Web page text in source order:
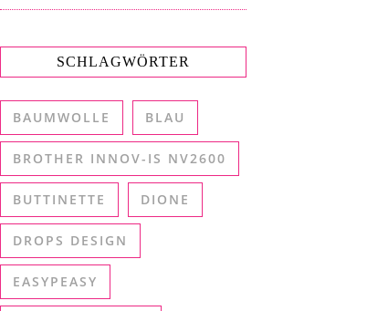
SCHLAGWÖRTER
BAUMWOLLE BLAU
BROTHER INNOV-IS NV2600
BUTTINETTE DIONE
DROPS DESIGN
EASYPEASY